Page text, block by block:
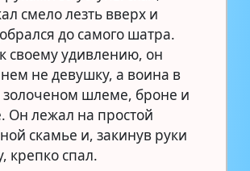
смело лезть вверх и
до самого шатра.
своему удивлению, он
не девушку, а воина в
золоченом шлеме, броне и
Он лежал на простой
скамье и, закинув руки
крепко спал.